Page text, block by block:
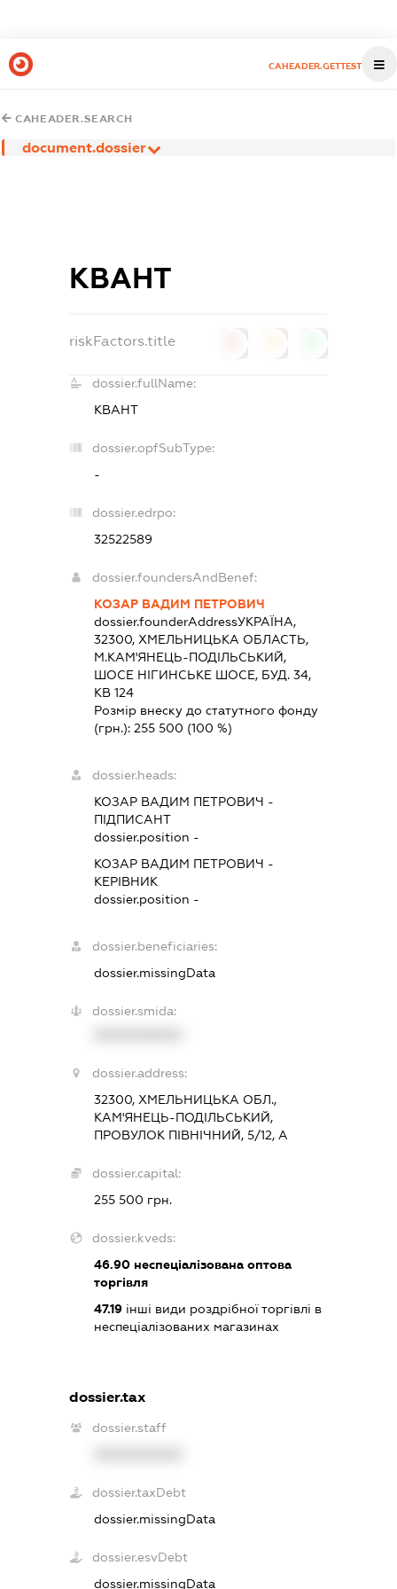
CAHEADER.GETTEST
CAHEADER.SEARCH
document.dossier
КВАНТ
riskFactors.title
dossier.fullName:
КВАНТ
dossier.opfSubType:
-
dossier.edrpo:
32522589
dossier.foundersAndBenef:
КОЗАР ВАДИМ ПЕТРОВИЧ
dossier.founderAddressУКРАЇНА,
32300, ХМЕЛЬНИЦЬКА ОБЛАСТЬ,
М.КАМ'ЯНЕЦЬ-ПОДІЛЬСЬКИЙ,
ШОСЕ НІГИНСЬКЕ ШОСЕ, БУД. 34,
КВ 124
Розмір внеску до статутного фонду
(грн.):255 500 (100 %)
dossier.heads:
КОЗАР ВАДИМ ПЕТРОВИЧ -
ПІДПИСАНТ
dossier.position -
КОЗАР ВАДИМ ПЕТРОВИЧ -
КЕРІВНИК
dossier.position -
dossier.beneficiaries:
dossier.missingData
dossier.smida:
dossier.address:
32300, ХМЕЛЬНИЦЬКА ОБЛ.,
КАМ'ЯНЕЦЬ-ПОДІЛЬСЬКИЙ,
ПРОВУЛОК ПІВНІЧНИЙ, 5/12, А
dossier.capital:
255 500 грн.
dossier.kveds:
46.90 неспеціалізована оптова
торгівля
47.19 інші види роздрібної торгівлі в
неспеціалізованих магазинах
dossier.tax
dossier.staff
dossier.taxDebt
dossier.missingData
dossier.esvDebt
dossier.missingData